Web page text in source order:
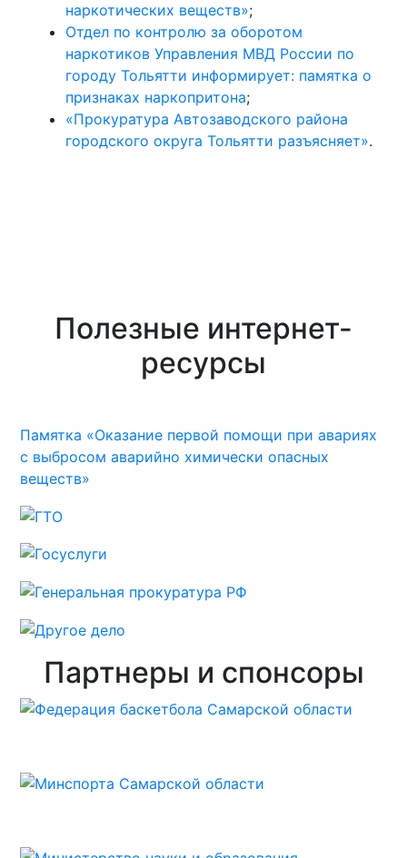
наркотических веществ»;
Отдел по контролю за оборотом
наркотиков Управления МВД России по
городу Тольятти информирует: памятка о
признаках наркопритона;
«Прокуратура Автозаводского района
городского округа Тольятти разъясняет».
Полезные интернет-
ресурсы
Памятка «Оказание первой помощи при авариях
с выбросом аварийно химически опасных
веществ»
Партнеры и спонсоры